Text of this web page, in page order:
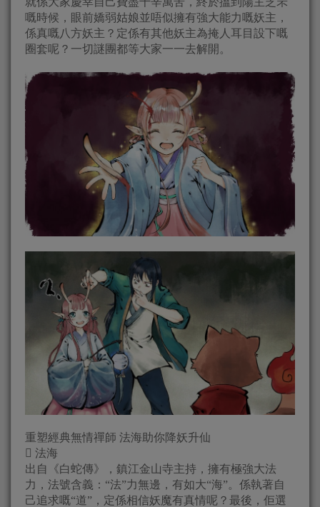
嘅時候，眼前嬌弱姑娘並唔似擁有強大能力嘅妖主，
係真嘅八方妖主？定係有其他妖主為掩人耳目設下嘅
圈套呢？一切謎團都等大家一一去解開。
重塑經典無情禪師 法海助你降妖升仙
 法海
出自《白蛇傳》，鎮江金山寺主持，擁有極強大法
力，法號含義：“法”力無邊，有如大“海”。係執著自
己追求嘅“道”，定係相信妖魔有真情呢？最後，佢選